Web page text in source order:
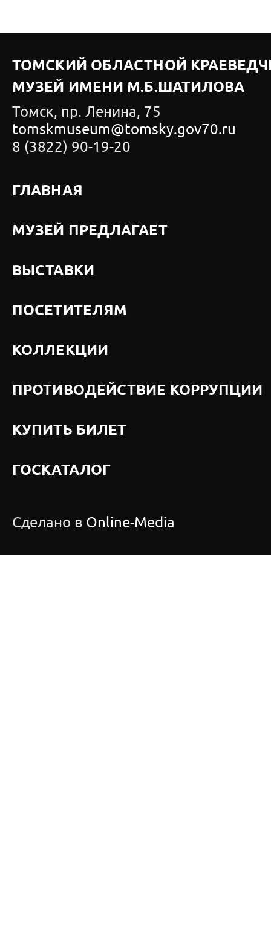
ТОМСКИЙ ОБЛАСТНОЙ
МУЗЕЙ ИМЕНИ М.Б.ШАТИЛОВА
Томск, пр. Ленина, 75
tomskmuseum@tomsky.gov70.ru
8 (3822) 90-19-20
ГЛАВНАЯ
МУЗЕЙ ПРЕДЛАГАЕТ
ВЫСТАВКИ
ПОСЕТИТЕЛЯМ
КОЛЛЕКЦИИ
ПРОТИВОДЕЙСТВИЕ КОРРУПЦИИ
КУПИТЬ БИЛЕТ
ГОСКАТАЛОГ
Сделано в Online-Media